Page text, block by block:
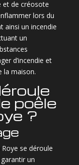
et de créosote
lors du
ainsi un incendie
un
d’incendie et
la maison.
poêle
?
se déroule
un